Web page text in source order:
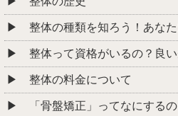
整体の種類を知ろう！あな
整体って資格がいるの？良
整体の料金について
「骨盤矯正」ってなにするの